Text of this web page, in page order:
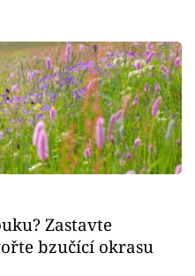
Zastavte
bzučící okrasu